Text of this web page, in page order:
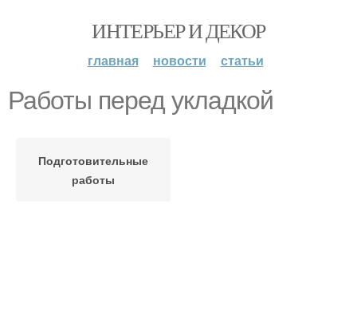
ИНТЕРЬЕР И ДЕКОР
главная новости статьи
Работы перед укладкой
Подготовительные
работы